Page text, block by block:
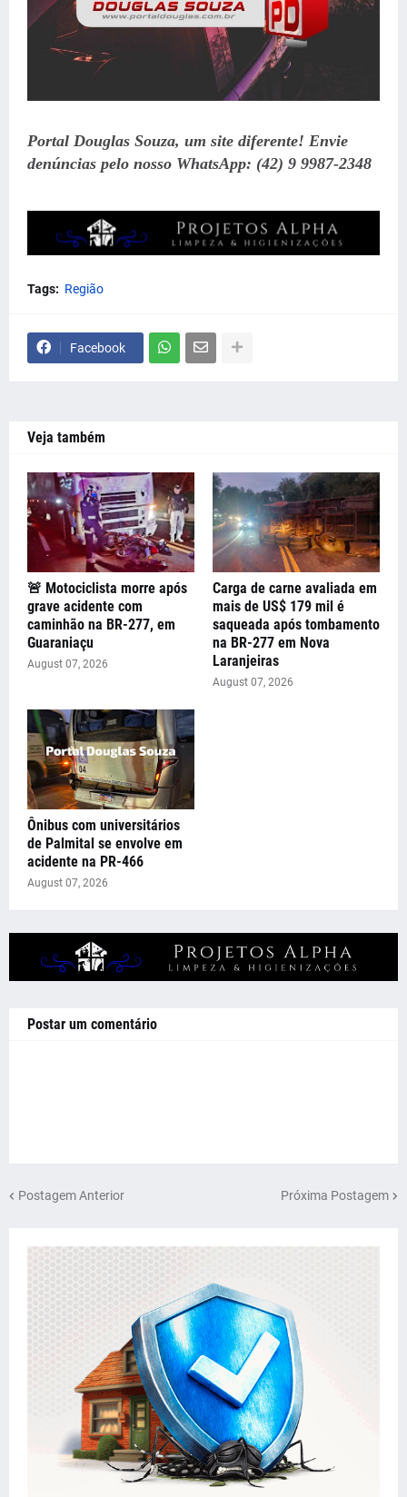
Portal Douglas Souza, um site diferente! Envie
denúncias pelo nosso WhatsApp: (42) 9 9987-2348
Tags: Região
Facebook
Veja também
🚨 Motociclista morre após
grave acidente com
caminhão na BR-277, em
Guaraniaçu
August 07, 2026
Carga de carne avaliada em
mais de US$ 179 mil é
saqueada após tombamento
na BR-277 em Nova
Laranjeiras
August 07, 2026
Ônibus com universitários
de Palmital se envolve em
acidente na PR-466
August 07, 2026
Postar um comentário
Postagem Anterior Próxima Postagem